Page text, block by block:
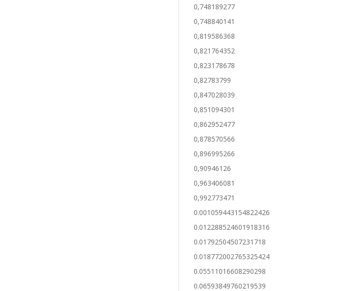
0,748189277
0,748840141
0,819586368
0,821764352
0,823178678
0,82783799
0,847028039
0,851094301
0,862952477
0,878570566
0,896995266
0,90946126
0,963406081
0,992773471
0.001059443154822426
0.012288524601918316
0.01792504507231718
0.018772002765325424
0.05511016608290298
0.06593849760219539